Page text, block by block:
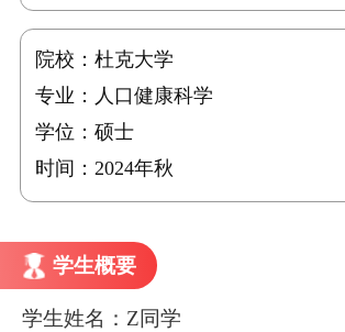
院校：杜克大学
专业：人口健康科学
学位：硕士
时间：2024年秋
学生概要
学生姓名：Z同学